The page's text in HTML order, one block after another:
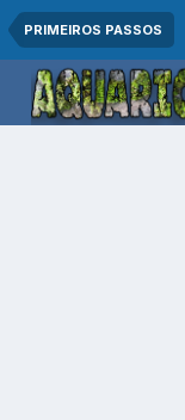
PRIMEIROS PASSOS